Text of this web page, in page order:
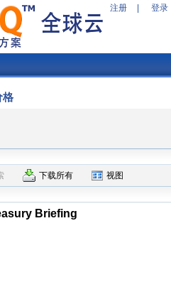
注册 登录
格
下载所有
视图
Briefing